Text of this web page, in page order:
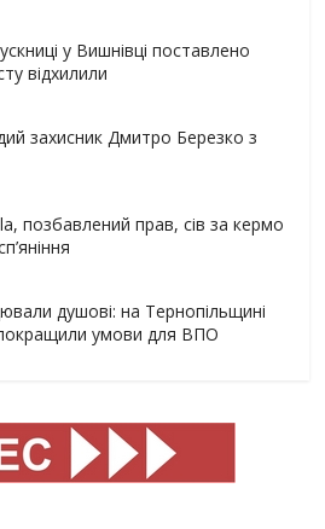
у Вишнівці поставлено
відхилили
захисник Дмитро Березко з
позбавлений прав, сів за кермо
душові: на Тернопільщині
умови для ВПО